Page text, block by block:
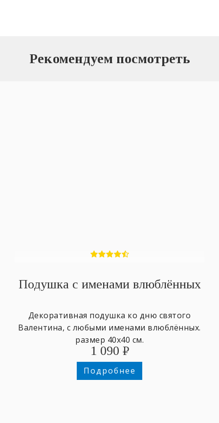
Рекомендуем посмотреть
Подушка с именами влюблённых
Декоративная подушка ко дню святого
Валентина, с любыми именами влюблённых.
размер 40х40 см.
1 090 ₽
Подробнее